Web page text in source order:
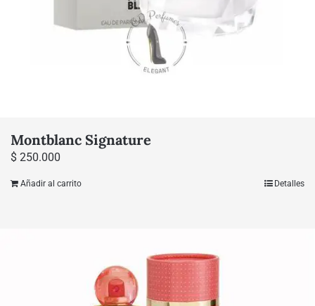
Montblanc Signature
$ 250.000
Añadir al carrito Detalles